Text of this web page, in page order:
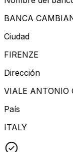
BANCA
Ciudad
FIRENZE
Dirección
VIALE ANTONIO
País
ITALY